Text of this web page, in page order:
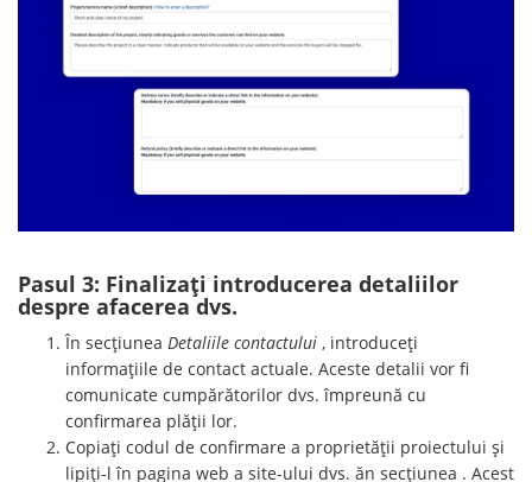
Pasul 3: Finalizați introducerea detaliilor
despre afacerea dvs.
În secțiunea Detaliile contactului , introduceți
informațiile de contact actuale. Aceste detalii vor fi
comunicate cumpărătorilor dvs. împreună cu
confirmarea plății lor.
Copiați codul de confirmare a proprietății proiectului și
lipiți-l în pagina web a site-ului dvs. ăn secțiunea . Acest